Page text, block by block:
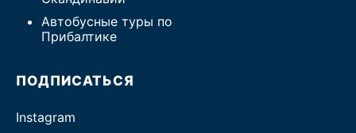
Автобусные туры по
Прибалтике
ПОДПИСАТЬСЯ
Instagram